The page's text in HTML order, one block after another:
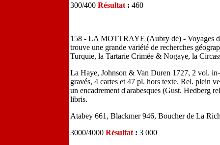
300/400 Résultat : 460
158 - LA MOTTRAYE (Aubry de) - Voyages
trouve une grande variété de recherches
Turquie, la Tartarie Crimée & Nogaye, la
La Haye, Johnson & Van Duren 1727, 2 vol.
gravés, 4 cartes et 47 pl. hors texte. Rel. plein
un encadrement d'arabesques (Gust. Hedberg
libris.
Atabey 661, Blackmer 946, Boucher de La
3000/4000 Résultat : 3 000